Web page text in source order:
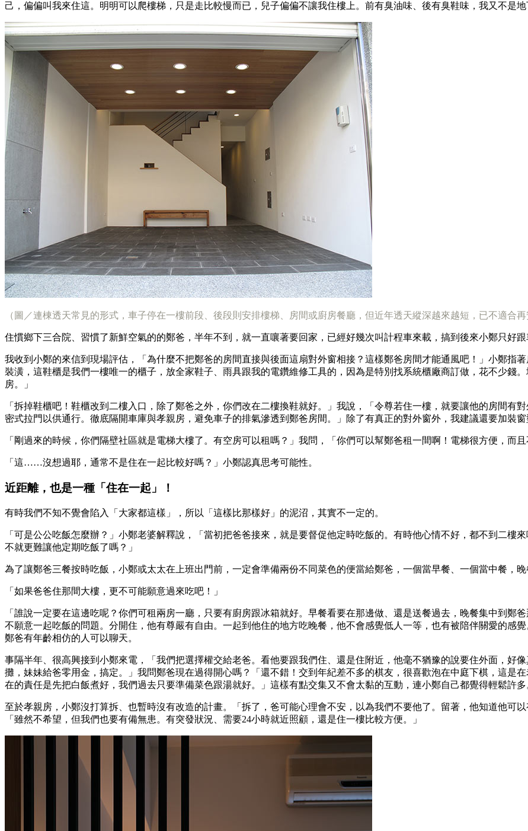
己，偏偏叫我來住這。明明可以爬樓梯，只是走比較慢而已，兒子偏偏不讓我住樓上。前有臭油味、後有臭鞋味，我又不是
（圖／連棟透天常見的形式，車子停在一樓前段、後段則安排樓梯、房間或廚房餐廳，但近年透天縱深越來越短，已不適合再
住慣鄉下三合院、習慣了新鮮空氣的的鄭爸，半年不到，就一直嚷著要回家，已經好幾次叫計程車來載，搞到後來小鄭只好
我收到小鄭的來信到現場評估，「為什麼不把鄭爸的房間直接與後面這扇對外窗相接？這樣鄭爸房間才能通風吧！」小鄭指
裝潢，這鞋櫃是我們一樓唯一的櫃子，放全家鞋子、雨具跟我的電鑽維修工具的，因為是特別找系統櫃廠商訂做，花不少錢
房。」
「拆掉鞋櫃吧！鞋櫃改到二樓入口，除了鄭爸之外，你們改在二樓換鞋就好。」我說，「令尊若住一樓，就要讓他的房間有
密式拉門以供通行。徹底隔開車庫與孝親房，避免車子的排氣滲透到鄭爸房間。」除了有真正的對外窗外，我建議還要加裝
「剛過來的時候，你們隔壁社區就是電梯大樓了。有空房可以租嗎？」我問，「你們可以幫鄭爸租一間啊！電梯很方便，而
「這……沒想過耶，通常不是住在一起比較好嗎？」小鄭認真思考可能性。
近距離，也是一種「住在一起」！
有時我們不知不覺會陷入「大家都這樣」，所以「這樣比那樣好」的泥沼，其實不一定的。
「可是公公吃飯怎麼辦？」小鄭老婆解釋說，「當初把爸爸接來，就是要督促他定時吃飯的。有時他心情不好，都不到二樓
不就更難讓他定期吃飯了嗎？」
為了讓鄭爸三餐按時吃飯，小鄭或太太在上班出門前，一定會準備兩份不同菜色的便當給鄭爸，一個當早餐、一個當中餐，晚
「如果爸爸住那間大樓，更不可能願意過來吃吧！」
「誰說一定要在這邊吃呢？你們可租兩房一廳，只要有廚房跟冰箱就好。早餐看要在那邊做、還是送餐過去，晚餐集中到鄭
不願意一起吃飯的問題。分開住，他有尊嚴有自由。一起到他住的地方吃晚餐，他不會感覺低人一等，也有被陪伴關愛的感
鄭爸有年齡相仿的人可以聊天。
事隔半年、很高興接到小鄭來電，「我們把選擇權交給老爸。看他要跟我們住、還是住附近，他毫不猶豫的說要住外面，好
攤，妹妹給爸零用金，搞定。」我問鄭爸現在過得開心嗎？「還不錯！交到年紀差不多的棋友，很喜歡泡在中庭下棋，這是
在的責任是先把白飯煮好，我們過去只要準備菜色跟湯就好。」這樣有點交集又不會太黏的互動，連小鄭自己都覺得輕鬆許多
至於孝親房，小鄭沒打算拆、也暫時沒有改造的計畫。「拆了，爸可能心理會不安，以為我們不要他了。留著，他知道他可
「雖然不希望，但我們也要有備無患。有突發狀況、需要24小時就近照顧，還是住一樓比較方便。」